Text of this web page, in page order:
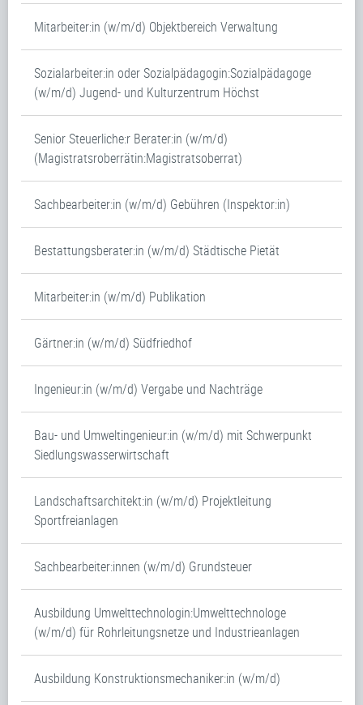
Mitarbeiter:in (w/m/d) Objektbereich Verwaltung
Sozialarbeiter:in oder Sozialpädagogin:Sozialpädagoge
(w/m/d) Jugend- und Kulturzentrum Höchst
Senior Steuerliche:r Berater:in (w/m/d)
(Magistratsroberrätin:Magistratsoberrat)
Sachbearbeiter:in (w/m/d) Gebühren (Inspektor:in)
Bestattungsberater:in (w/m/d) Städtische Pietät
Mitarbeiter:in (w/m/d) Publikation
Gärtner:in (w/m/d) Südfriedhof
Ingenieur:in (w/m/d) Vergabe und Nachträge
Bau- und Umweltingenieur:in (w/m/d) mit Schwerpunkt
Siedlungswasserwirtschaft
Landschaftsarchitekt:in (w/m/d) Projektleitung
Sportfreianlagen
Sachbearbeiter:innen (w/m/d) Grundsteuer
Ausbildung Umwelttechnologin:Umwelttechnologe
(w/m/d) für Rohrleitungsnetze und Industrieanlagen
Ausbildung Konstruktionsmechaniker:in (w/m/d)